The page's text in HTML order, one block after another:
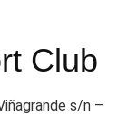
Club
s/n –